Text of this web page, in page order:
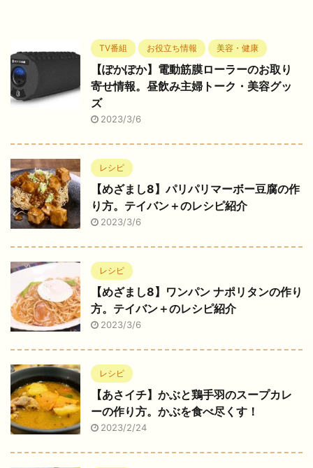
TV番組 お役立ち情報 美容・健康
【ぽかぽか】電動筋膜ローラーのお取り
寄せ情報。昼飲み主婦トーク・美容グッ
ズ
2023/3/6
レシピ
【めざまし8】パリパリマーボー豆腐の作
り方。テイバン＋のレシピ紹介
2023/3/6
レシピ
【めざまし8】ワンパン ナポリタンの作り
方。テイバン＋のレシピ紹介
2023/3/6
レシピ
【あさイチ】かぶと鶏手羽のスープカレ
ーの作り方。かぶを食べ尽くす！
2023/2/24